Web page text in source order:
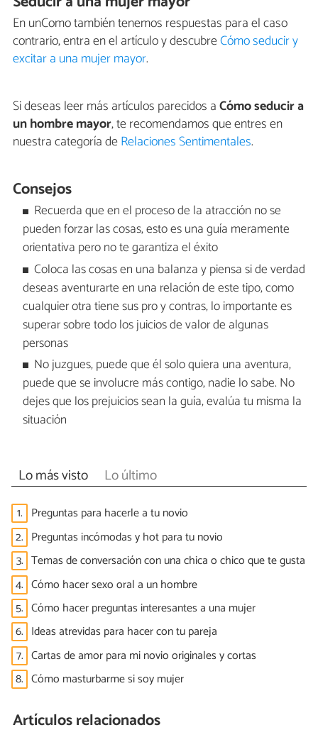
En unComo también tenemos respuestas para el caso
contrario, entra en el artículo y descubreCómo seducir y
excitar a una mujer mayor.
Si deseas leer más artículos parecidos aCómo seducir a
un hombre mayor, te recomendamos que entres en
nuestra categoría deRelaciones Sentimentales.
Consejos
Recuerda que en el proceso de la atracción no se
pueden forzar las cosas, esto es una guía meramente
orientativa pero no te garantiza el éxito
Coloca las cosas en una balanza y piensa si de verdad
deseas aventurarte en una relación de este tipo, como
cualquier otra tiene sus pro y contras, lo importante es
superar sobre todo los juicios de valor de algunas
personas
No juzgues, puede que él solo quiera una aventura,
puede que se involucre más contigo, nadie lo sabe. No
dejes que los prejuicios sean la guía, evalúa tu misma la
situación
Lo más visto Lo último
1. Preguntas para hacerle a tu novio
2. Preguntas incómodas y hot para tu novio
3. Temas de conversación con una chica o chico que te gusta
4. Cómo hacer sexo oral a un hombre
5. Cómo hacer preguntas interesantes a una mujer
6. Ideas atrevidas para hacer con tu pareja
7. Cartas de amor para mi novio originales y cortas
8. Cómo masturbarme si soy mujer
Artículos relacionados